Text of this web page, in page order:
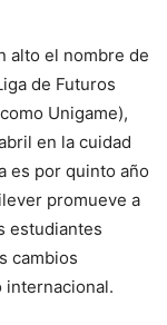
alto el nombre de
de Futuros
Unigame),
en la cuidad
es por quinto año
promueve a
estudiantes
cambios
internacional.